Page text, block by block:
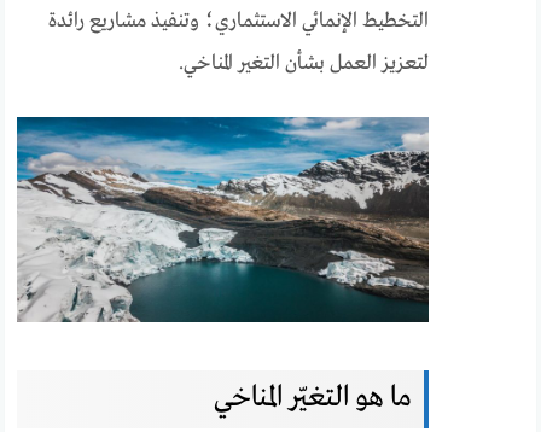
التخطيط الإنمائي الاستثماري؛ وتنفيذ مشاريع رائدة
لتعزيز العمل بشأن التغير المناخي.
ما هو التغيّر المناخي